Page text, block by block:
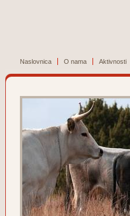
Naslovnica O nama Aktivnosti